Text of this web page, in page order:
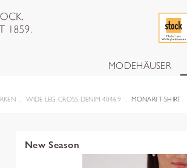
MODEHÄUSER
WIDE-LEG-CROSS-DENIM-40469 MONARI T-SHIRT
New Season